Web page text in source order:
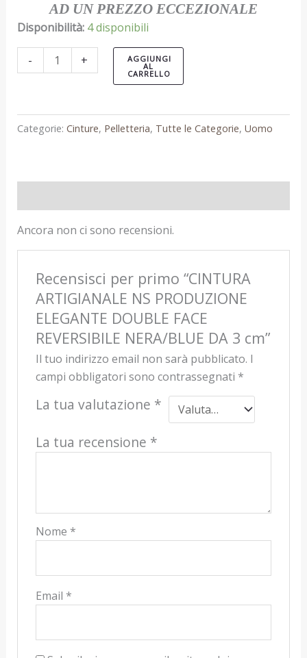
AD UN PREZZO ECCEZIONALE
Disponibilità: 4 disponibili
- + AGGIUNGI
AL
CARRELLO
Categorie: Cinture, Pelletteria, Tutte le Categorie, Uomo
Ancora non ci sono recensioni.
Recensisci per primo “CINTURA
ARTIGIANALE NS PRODUZIONE
ELEGANTE DOUBLE FACE
REVERSIBILE NERA/BLUE DA 3 cm”
Il tuo indirizzo email non sarà pubblicato. I
campi obbligatori sono contrassegnati *
La tua valutazione *
La tua recensione *
Nome *
Email *